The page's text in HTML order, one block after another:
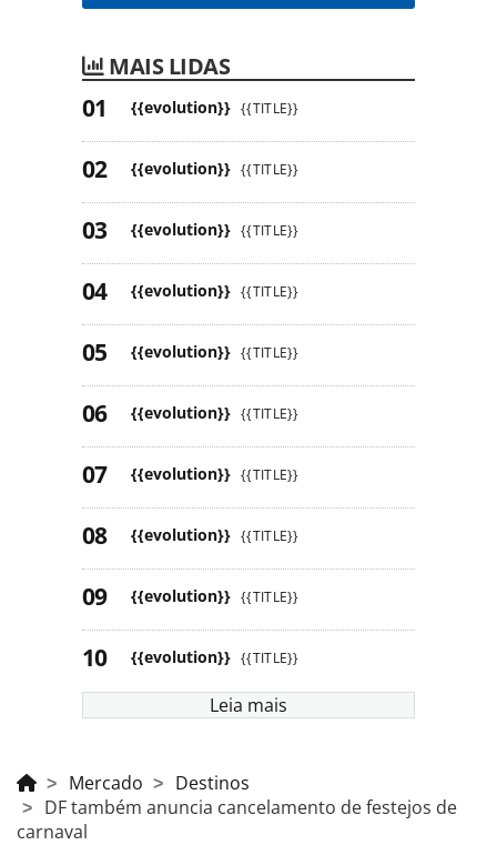
MAIS LIDAS
{{evolution}} {{TITLE}}
{{evolution}} {{TITLE}}
{{evolution}} {{TITLE}}
{{evolution}} {{TITLE}}
{{evolution}} {{TITLE}}
{{evolution}} {{TITLE}}
{{evolution}} {{TITLE}}
{{evolution}} {{TITLE}}
{{evolution}} {{TITLE}}
{{evolution}} {{TITLE}}
Leia mais
Mercado
Destinos
DF também anuncia cancelamento de festejos de
carnaval